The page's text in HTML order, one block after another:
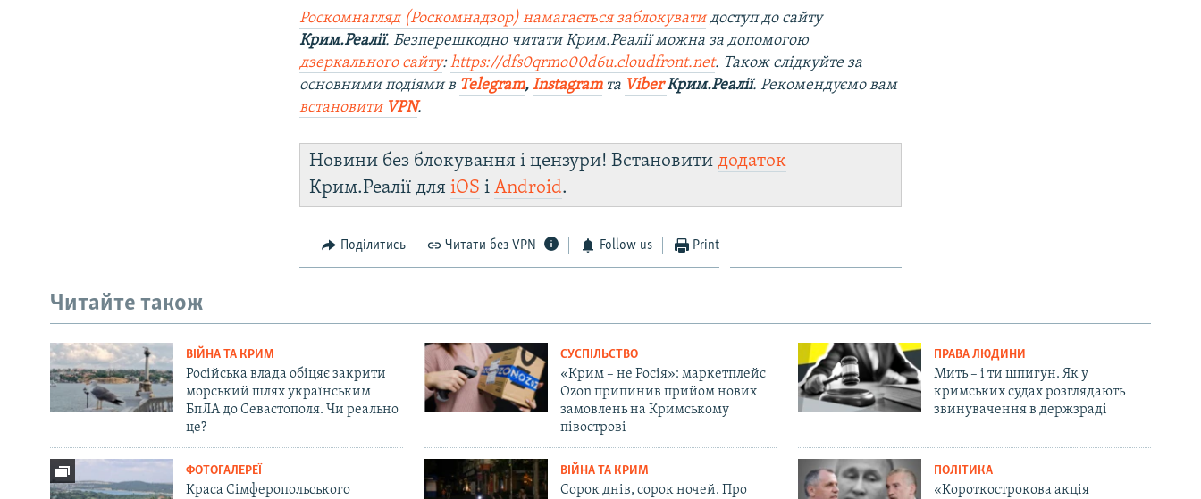
Роскомнагляд (Роскомнадзор) намагається заблокуватидоступ до сайту
Крим.Реалії. Безперешкодно читати Крим.Реалії можна за допомогою
дзеркального сайту:https://dfs0qrmo00d6u.cloudfront.net. Також слідкуйте за
основними подіями в Telegram,Instagramта ViberКрим.Реалії. Рекомендуємо вам
встановити VPN.
Новини без блокування і цензури! Встановитидодаток
Крим.Реалії дляiOS іAndroid.
Поділитись Читати без VPN Follow us Print
Читайте також
ВІЙНА ТА КРИМ
Російська влада обіцяє закрити
морський шлях українським
БпЛА до Севастополя. Чи реально
це?
СУСПІЛЬСТВО
«Крим – не Росія»: маркетплейс
Ozon припинив прийом нових
замовлень на Кримському
півострові
ПРАВА ЛЮДИНИ
Мить – і ти шпигун. Як у
кримських судах розглядають
звинувачення в держзраді
ФОТОГАЛЕРЕЇ
Краса Сімферопольського
ВІЙНА ТА КРИМ
Сорок днів, сорок ночей. Про
ПОЛІТИКА
«Короткострокова акція